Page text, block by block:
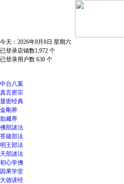
今天：2026年8月8日 星期六
已登录店铺数1,972 个
已登录用户数 630 个
中台八葉
真言密宗
显密经典
金剛界
胎藏界
佛部諸法
菩薩部法
明王部法
天部諸法
初心学佛
因果学堂
大德讲经